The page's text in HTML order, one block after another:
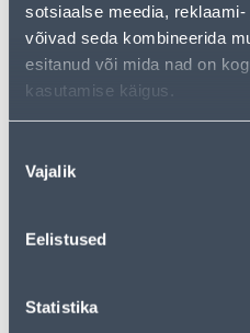
sotsiaalse meedia,
võivad seda kombineerida
esitanud või mida nad on
kasutamise käigus.
valik
Vajalik
Eelistused
Statistika
See availability
Courier service to home